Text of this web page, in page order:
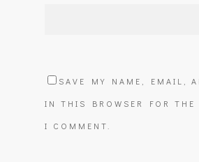
SAVE MY NAME, EMAIL,
IN THIS BROWSER FOR THE
I COMMENT.